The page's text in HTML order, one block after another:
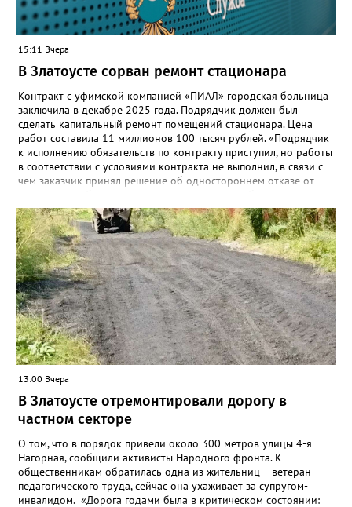
15:11 Вчера
В Златоусте сорван ремонт стационара
Контракт с уфимской компанией «ПИАЛ» городская больница
заключила в декабре 2025 года. Подрядчик должен был
сделать капитальный ремонт помещений стационара. Цена
работ составила 11 миллионов 100 тысяч рублей. «Подрядчик
к исполнению обязательств по контракту приступил, но работы
в соответствии с условиями контракта не выполнил, в связи с
чем заказчик принял решение об одностороннем отказе от
Челябинском УФАС. Антимонопольная служба приняла
решение включить ООО «ПИАЛ» в реестр недобросовестных
поставщиков. В чёрном списке уфимский подрядчик будет два
года.
13:00 Вчера
В Златоусте отремонтировали дорогу в
частном секторе
О том, что в порядок привели около 300 метров улицы 4-я
Нагорная, сообщили активисты Народного фронта. К
общественникам обратилась одна из жительниц – ветеран
педагогического труда, сейчас она ухаживает за супругом-
инвалидом. «Дорога годами была в критическом состоянии: